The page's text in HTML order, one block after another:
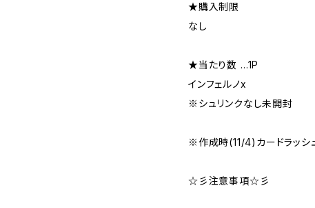
★購入制限
なし
★当たり数 …1P
インフェルノx
※シュリンクなし未開封
※作成時(11/4)カードラッシ
☆彡注意事項☆彡